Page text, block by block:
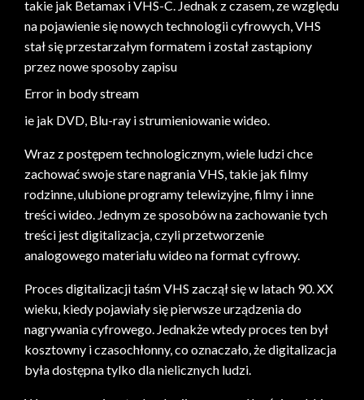
takie jak Betamax i VHS-C. Jednak z czasem, ze względu
na pojawienie się nowych technologii cyfrowych, VHS
stał się przestarzałym formatem i został zastąpiony
przez nowe sposoby zapisu
Error in body stream
ie jak DVD, Blu-ray i strumieniowanie wideo.
Wraz z postępem technologicznym, wiele ludzi chce
zachować swoje stare nagrania VHS, takie jak filmy
rodzinne, ulubione programy telewizyjne, filmy i inne
treści wideo. Jednym ze sposobów na zachowanie tych
treści jest digitalizacja, czyli przetworzenie
analogowego materiału wideo na format cyfrowy.
Proces digitalizacji taśm VHS zaczął się w latach 90. XX
wieku, kiedy pojawiały się pierwsze urządzenia do
nagrywania cyfrowego. Jednakże wtedy proces ten był
kosztowny i czasochłonny, co oznaczało, że digitalizacja
była dostępna tylko dla nielicznych ludzi.